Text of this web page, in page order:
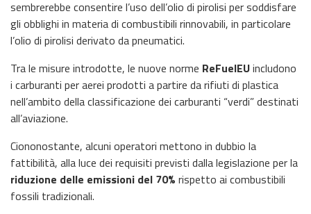
sembrerebbe consentire l’uso dell’olio di pirolisi per soddisfare
gli obblighi in materia di combustibili rinnovabili, in particolare
l’olio di pirolisi derivato da pneumatici.
Tra le misure introdotte, le nuove norme ReFuelEUincludono
i carburanti per aerei prodotti a partire da rifiuti di plastica
nell’ambito della classificazione dei carburanti “verdi” destinati
all’aviazione.
Ciononostante, alcuni operatori mettono in dubbio la
fattibilità, alla luce dei requisiti previsti dalla legislazione per la
riduzione delle emissioni del 70% rispetto ai combustibili
fossili tradizionali.